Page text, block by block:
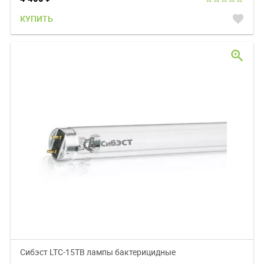
КУПИТЬ favorite
Сибэст LTC-15TB лампы бактерицидные
zoom_in